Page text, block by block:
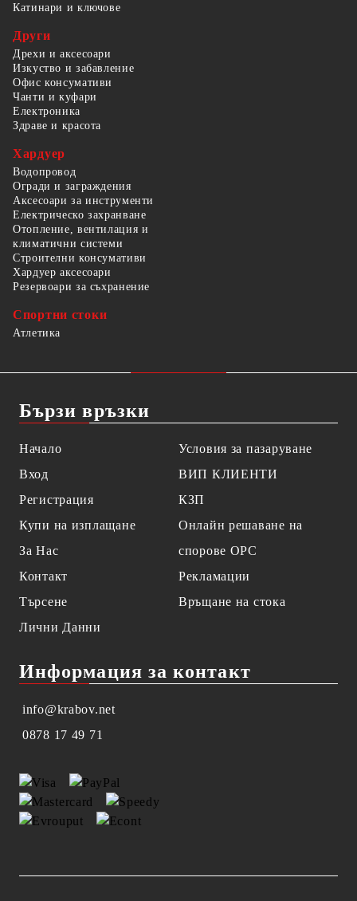
Катинари и ключове
Други
Дрехи и аксесоари
Изкуство и забавление
Офис консумативи
Чанти и куфари
Електроника
Здраве и красота
Хардуер
Водопровод
Огради и заграждения
Аксесоари за инструменти
Електрическо захранване
Отопление, вентилация и
климатични системи
Строителни консумативи
Хардуер аксесоари
Резервоари за съхранение
Спортни стоки
Атлетика
Бързи връзки
Начало
Вход
Регистрация
Купи на изплащане
За Нас
Контакт
Търсене
Лични Данни
Условия за пазаруване
ВИП КЛИЕНТИ
КЗП
Онлайн решаване на
спорове OPC
Рекламации
Връщане на стока
Информация за контакт
info@krabov.net
0878 17 49 71